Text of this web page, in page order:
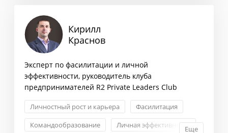
Кирилл
Краснов
Эксперт по фасилитации и личной
эффективности, руководитель клуба
предпринимателей R2 Private Leaders Club
Личностный рост и карьера
Фасилитация
Командообразование
Личная эффективностьЕще